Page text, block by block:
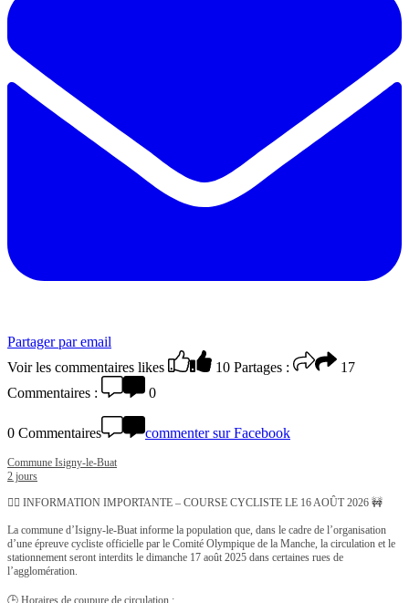
Partager par email
Voir les commentaires likes 10 Partages :
17
Commentaires :
0
0 Commentaires commenter sur Facebook
Commune Isigny-le-Buat
2 jours
🚴‍♂️ INFORMATION IMPORTANTE – COURSE CYCLISTE LE 16 AOÛT 2026 🚧
La commune d’Isigny-le-Buat informe la population que, dans le cadre de l’organisation
d’une épreuve cycliste officielle par le Comité Olympique de la Manche, la circulation et le
stationnement seront interdits le dimanche 17 août 2025 dans certaines rues de
l’agglomération.
🕒 Horaires de coupure de circulation :